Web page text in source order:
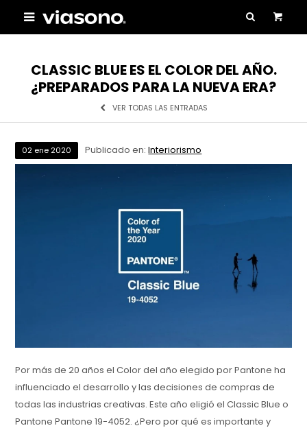

CLASSIC BLUE ES EL COLOR DEL AÑO.
¿PREPARADOS PARA LA NUEVA ERA?
VER TODAS LAS ENTRADAS
02 ene 2020 Publicado en:Interiorismo
Por más de 20 años el Color del año elegido por Pantone ha
influenciado el desarrollo y las decisiones de compras de
todas las industrias creativas. Este año eligió el Classic Blue o
Pantone Pantone 19-4052. ¿Pero por qué es importante y